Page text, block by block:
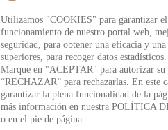
Utilizamos "COOKIES" para garantizar
funcionamiento de nuestro portal web,
seguridad, para obtener una eficacia y
superiores, para recoger datos estadísticos.
Marque en "ACEPTAR" para autorizar su
“RECHAZAR” para rechazarlas. En este
garantizar la plena funcionalidad de la
más información en nuestra POLÍTICA
o en el pie de página.